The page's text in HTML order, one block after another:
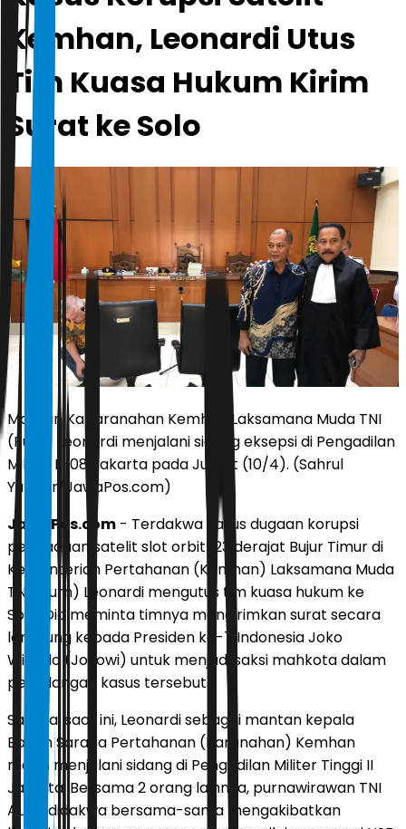
Kemhan, Leonardi Utus
Tim Kuasa Hukum Kirim
Surat ke Solo
Mantan Kabaranahan Kemhan Laksamana Muda TNI
(Purn) Leonardi menjalani sidang eksepsi di Pengadilan
Militer II-08 Jakarta pada Jumat (10/4). (Sahrul
Yunizar/JawaPos.com)
JawaPos.com - Terdakwa kasus dugaan korupsi
pengadaan satelit slot orbit 123 derajat Bujur Timur di
Kementerian Pertahanan (Kemhan) Laksamana Muda
TNI (Purn) Leonardi mengutus tim kuasa hukum ke
Solo. Dia meminta timnya mengirimkan surat secara
langsung kepada Presiden ke-7 Indonesia Joko
Widodo (Jokowi) untuk menjadi saksi mahkota dalam
persidangan kasus tersebut.
Sampai saat ini, Leonardi sebagai mantan kepala
Badan Sarana Pertahanan (Baranahan) Kemhan
masih menjalani sidang di Pengadilan Militer Tinggi II
Jakarta. Bersama 2 orang lainnya, purnawirawan TNI
AL itu didakwa bersama-sama mengakibatkan